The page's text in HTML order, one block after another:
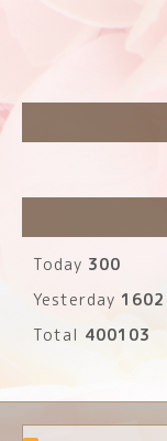
Today 300
Yesterday 1602
Total 400103